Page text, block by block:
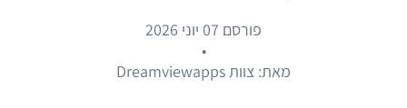
פורסם 07 יוני 2026
•
מאת: צוות Dreamviewapps